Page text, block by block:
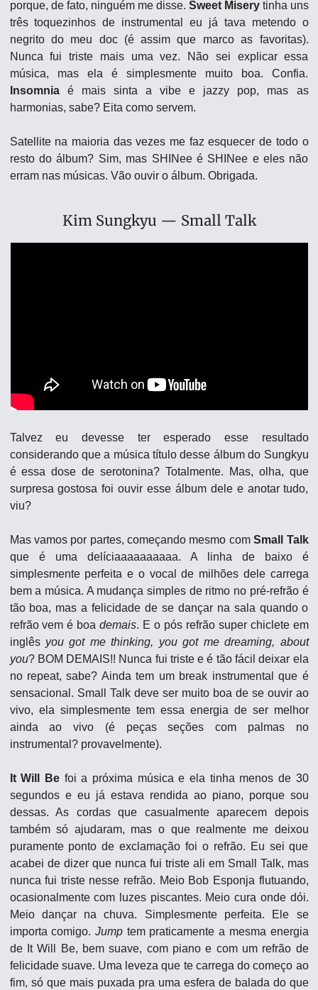
porque, de fato, ninguém me disse. Sweet Misery tinha uns
três toquezinhos de instrumental eu já tava metendo o
negrito do meu doc (é assim que marco as favoritas).
Nunca fui triste mais uma vez. Não sei explicar essa
Insomnia é mais sinta a vibe e jazzy pop, mas as
harmonias, sabe? Eita como servem.
Satellite na maioria das vezes me faz esquecer de todo o
resto do álbum? Sim, mas SHINee é SHINee e eles não
erram nas músicas. Vão ouvir o álbum. Obrigada.
Kim Sungkyu — Small Talk
Talvez eu devesse ter esperado esse resultado
considerando que a música título desse álbum do Sungkyu
é essa dose de serotonina? Totalmente. Mas, olha, que
surpresa gostosa foi ouvir esse álbum dele e anotar tudo,
viu?
Mas vamos por partes, começando mesmo com Small Talk
que é uma delíciaaaaaaaaaa. A linha de baixo é
simplesmente perfeita e o vocal de milhões dele carrega
bem a música. A mudança simples de ritmo no pré-refrão é
tão boa, mas a felicidade de se dançar na sala quando o
refrão vem é boa demais. E o pós refrão super chiclete em
inglês you got me thinking, you got me dreaming, about
you? BOM DEMAIS!! Nunca fui triste e é tão fácil deixar ela
no repeat, sabe? Ainda tem um break instrumental que é
sensacional. Small Talk deve ser muito boa de se ouvir ao
vivo, ela simplesmente tem essa energia de ser melhor
ainda ao vivo (é peças seções com palmas no
instrumental? provavelmente).
It Will Be foi a próxima música e ela tinha menos de 30
segundos e eu já estava rendida ao piano, porque sou
dessas. As cordas que casualmente aparecem depois
também só ajudaram, mas o que realmente me deixou
puramente ponto de exclamação foi o refrão. Eu sei que
acabei de dizer que nunca fui triste ali em Small Talk, mas
nunca fui triste nesse refrão. Meio Bob Esponja flutuando,
ocasionalmente com luzes piscantes. Meio cura onde dói.
Meio dançar na chuva. Simplesmente perfeita. Ele se
importa comigo. Jump tem praticamente a mesma energia
de It Will Be, bem suave, com piano e com um refrão de
felicidade suave. Uma leveza que te carrega do começo ao
fim, só que mais puxada pra uma esfera de balada do que